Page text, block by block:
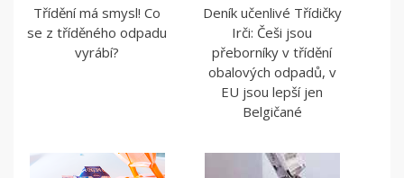
Třídění má smysl! Co
se z tříděného odpadu
vyrábí?
Deník učenlivé Třídičky
Irči: Češi jsou
přeborníky v třídění
obalových odpadů, v
EU jsou lepší jen
Belgičané